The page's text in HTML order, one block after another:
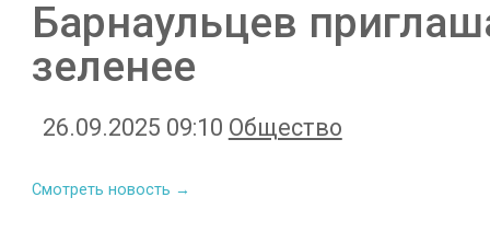
Барнаульцев
зеленее
26.09.2025 09:10 Общество
Смотреть новость →